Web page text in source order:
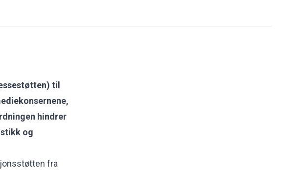
til
hindrer
og
fra